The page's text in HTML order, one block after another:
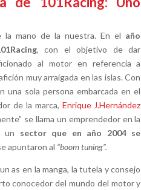
la mano de la nuestra. En el año
, con el objetivo de dar
al motor en referencia a
muy arraigada en las islas. Con
una sola persona embarcada en el
de la marca, Enrique J.Hernández
se llama un emprendedor en la
un sector que en año 2004 se
apuntaron al “boom tuning”.
as en la manga, la tutela y consejo
conocedor del mundo del motor y